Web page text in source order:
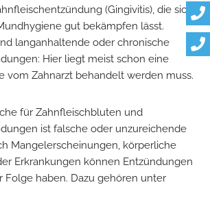
(Gingivitis), die sich
gut bekämpfen lässt.
langanhaltende oder chronische
Hier liegt meist schon eine
vom Zahnarzt behandelt werden muss.
für Zahnfleischbluten und
ist falsche oder unzureichende
Mangelerscheinungen, körperliche
Erkrankungen können Entzündungen
Folge haben. Dazu gehören unter